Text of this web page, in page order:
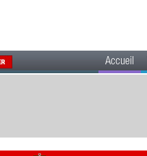
Accueil